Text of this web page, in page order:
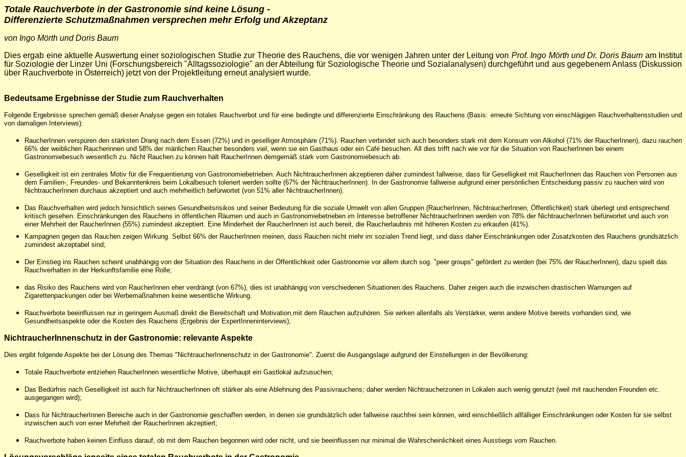
Totale Rauchverbote in der Gastronomie sind keine Lösung -
Differenzierte Schutzmaßnahmen versprechen mehr Erfolg und Akzeptanz
von Ingo Mörth und Doris Baum
Dies ergab eine aktuelle Auswertung einer soziologischen Studie zur Theorie des Rauchens, die vor wenigen Jahren unter der Leitung von Prof. Ingo Mörth und Dr. Doris Baum am Institut
für Soziologie der Linzer Uni (Forschungsbereich "Alltagssoziologie" an der Abteilung für Soziologische Theorie und Sozialanalysen) durchgeführt und aus gegebenem Anlass (Diskussion
über Rauchverbote in Österreich) jetzt von der Projektleitung erneut analysiert wurde.
Bedeutsame Ergebnisse der Studie zum Rauchverhalten
Folgende Ergebnisse sprechen gemäß dieser Analyse gegen ein totales Rauchverbot und für eine bedingte und differenzierte Einschränkung des Rauchens (Basis: erneute Sichtung von einschlägigen Rauchverhaltensstudien und
von damaligen Interviews):
RaucherInnen verspüren den stärksten Drang nach dem Essen (72%) und in geselliger Atmosphäre (71%). Rauchen verbindet sich auch besonders stark mit dem Konsum von Alkohol (71% der RaucherInnen), dazu rauchen
66% der weiblichen Raucherinnen und 58% der mänlichen Raucher besonders viel, wenn sie ein Gasthaus oder ein Café besuchen. All dies trifft nach wie vor für die Situation von RaucherInnen bei einem
Gastronomiebesuch wesentlich zu. Nicht Rauchen zu können hält RaucherInnen demgemäß stark vom Gastronomiebesuch ab.
Geselligkeit ist ein zentrales Motiv für die Frequentierung von Gastronomiebetrieben. Auch NichtraucherInnen akzeptieren daher zumindest fallweise, dass für Geselligkeit mit RaucherInnen das Rauchen von Personen aus
dem Familien-, Freundes- und Bekanntenkreis beim Lokalbesuch toleriert werden sollte (67% der NichtraucherInnen). In der Gastronomie fallweise aufgrund einer persönlichen Entscheidung passiv zu rauchen wird von
NichtraucherInnen durchaus akzeptiert und auch mehrheitlich befürwortet (von 51% aller NichtraucherInnen).
Das Rauchverhalten wird jedoch hinsichtlich seines Gesundheitsrisikos und seiner Bedeutung für die soziale Umwelt von allen Gruppen (RaucherInnen, NichtraucherInnen, Öffentlichkeit) stark überlegt und entsprechend
kritisch gesehen. Einschränkungen des Rauchens in öffentlichen Räumen und auch in Gastronomiebetrieben im Interesse betroffener NichtraucherInnen werden von 78% der NichtraucherInnen befürwortet und auch von
einer Mehrheit der RaucherInnen (55%) zumindest akzeptiert. Eine Minderheit der RaucherInnen ist auch bereit, die Raucherlaubnis mit höheren Kosten zu erkaufen (41%).
Kampagnen gegen das Rauchen zeigen Wirkung. Selbst 66% der RaucherInnen meinen, dass Rauchen nicht mehr im sozialen Trend liegt, und dass daher Einschränkungen oder Zusatzkosten des Rauchens grundsätzlich
zumindest akzeptabel sind;
Der Einstieg ins Rauchen scheint unabhängig von der Situation des Rauchens in der Öffentlichkeit oder Gastronomie vor allem durch sog. "peer groups" gefördert zu werden (bei 75% der RaucherInnen), dazu spielt das
Rauchverhalten in der Herkunftsfamilie eine Rolle;
das Risiko des Rauchens wird von RaucherInnen eher verdrängt (von 67%), dies ist unabhängig von verschiedenen Situationen des Rauchens. Daher zeigen auch die inzwischen drastischen Warnungen auf
Zigarettenpackungen oder bei Werbemaßnahmen keine wesentliche Wirkung.
Rauchverbote beeinflussen nur in geringem Ausmaß direkt die Bereitschaft und Motivation,mit dem Rauchen aufzuhören. Sie wirken allenfalls als Verstärker, wenn andere Motive bereits vorhanden sind, wie
Gesundheitsaspekte oder die Kosten des Rauchens (Ergebnis der ExpertInneninterviews);
NichtraucherInnenschutz in der Gastronomie: relevante Aspekte
Dies ergibt folgende Aspekte bei der Lösung des Themas "NichtraucherInnenschutz in der Gastronomie". Zuerst die Ausgangslage aufgrund der Einstellungen in der Bevölkerung:
Totale Rauchverbote entziehen RaucherInnen wesentliche Motive, überhaupt ein Gastlokal aufzusuchen;
Das Bedürfnis nach Geselligkeit ist auch für NichtraucherInnen oft stärker als eine Ablehnung des Passivrauchens; daher werden Nichtraucherzonen in Lokalen auch wenig genutzt (weil mit rauchenden Freunden etc.
ausgegangen wird);
Dass für NichtraucherInnen Bereiche auch in der Gastronomie geschaffen werden, in denen sie grundsätzlich oder fallweise rauchfrei sein können, wird einschließlich allfälliger Einschränkungen oder Kosten für sie selbst
inzwischen auch von einer Mehrheit der RaucherInnen akzeptiert;
Rauchverbote haben keinen Einfluss darauf, ob mit dem Rauchen begonnen wird oder nicht, und sie beeinflussen nur minimal die Wahrscheinlichkeit eines Ausstiegs vom Rauchen.